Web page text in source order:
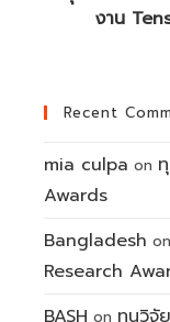
งาน
Recent
mia culpa on
Awards
Bangladesh on
Research
on